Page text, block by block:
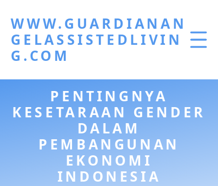
WWW.GUARDIANAN
GELASSISTEDLIVIN
G.COM
PENTINGNYA
KESETARAAN GENDER
DALAM
PEMBANGUNAN
EKONOMI
INDONESIA